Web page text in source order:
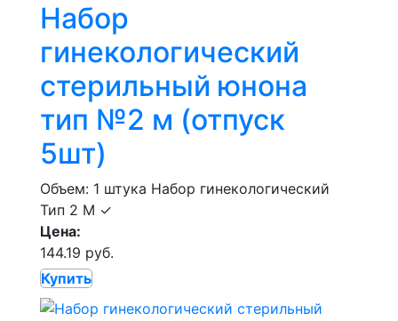
Набор
гинекологический
стерильный юнона
тип №2 м (отпуск
5шт)
Объем: 1 штука Набор гинекологический
Тип 2 М ✓
Цена:
144.19 руб.
Купить